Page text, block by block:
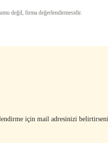
değil, firma değerlendirmesidir.
için mail adresinizi